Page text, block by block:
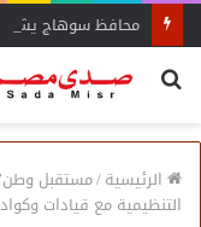
محافظ سوهاج يشدد
بحث
الرئيسية/مستقبل
التنظيمية مع قيادات وكوادر